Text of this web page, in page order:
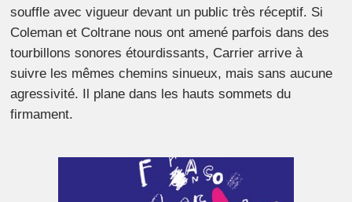
souffle avec vigueur devant un public très réceptif. Si
Coleman et Coltrane nous ont amené parfois dans des
tourbillons sonores étourdissants, Carrier arrive à
suivre les mêmes chemins sinueux, mais sans aucune
agressivité. Il plane dans les hauts sommets du
firmament.